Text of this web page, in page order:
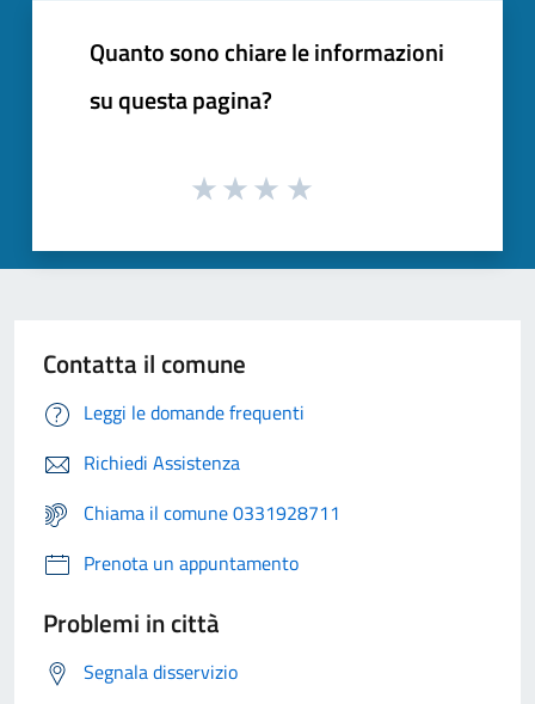
Quanto sono chiare le informazioni
su questa pagina?
Contatta il comune
Leggi le domande frequenti
Richiedi Assistenza
Chiama il comune 0331928711
Prenota un appuntamento
Problemi in città
Segnala disservizio